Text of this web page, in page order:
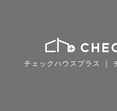
チェックハウスプラス ｜